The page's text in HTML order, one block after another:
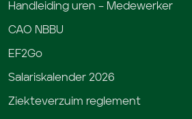
Handleiding uren – Medewerker
CAO NBBU
EF2Go
Salariskalender 2026
Ziekteverzuim reglement